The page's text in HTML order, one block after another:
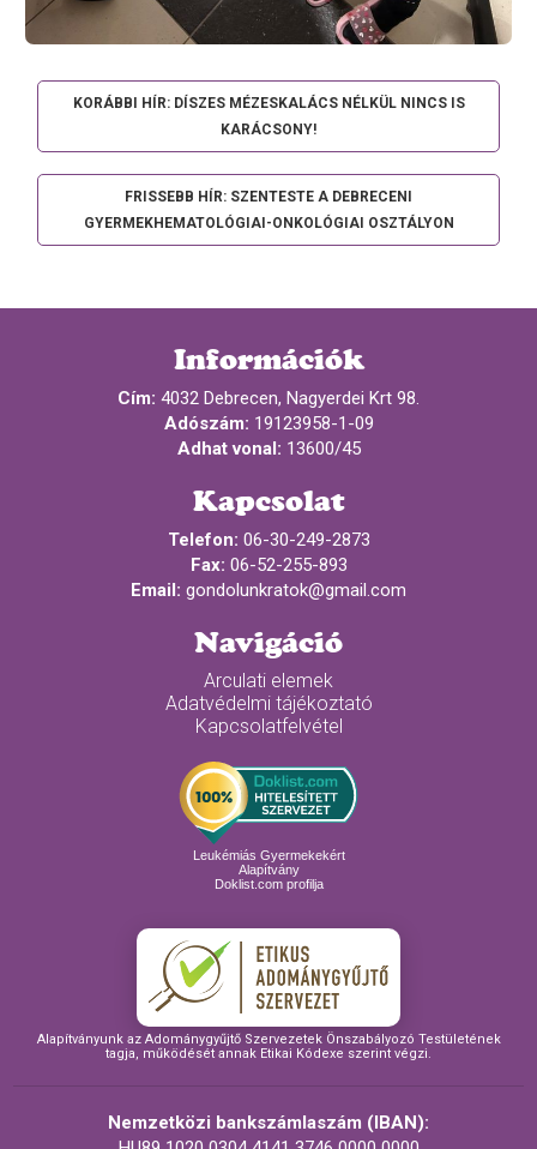
KORÁBBI HÍR: DÍSZES MÉZESKALÁCS NÉLKÜL NINCS IS
KARÁCSONY!
FRISSEBB HÍR: SZENTESTE A DEBRECENI
GYERMEKHEMATOLÓGIAI-ONKOLÓGIAI OSZTÁLYON
Információk
Cím: 4032 Debrecen, Nagyerdei Krt 98.
Adószám: 19123958-1-09
Adhat vonal: 13600/45
Kapcsolat
Telefon: 06-30-249-2873
Fax: 06-52-255-893
Email: gondolunkratok@gmail.com
Navigáció
Arculati elemek
Adatvédelmi tájékoztató
Kapcsolatfelvétel
Leukémiás Gyermekekért
Alapítvány
Doklist.com profilja
Alapítványunk az Adománygyűjtő Szervezetek Önszabályozó Testületének
tagja, működését annak Etikai Kódexe szerint végzi.
Nemzetközi bankszámlaszám (IBAN):